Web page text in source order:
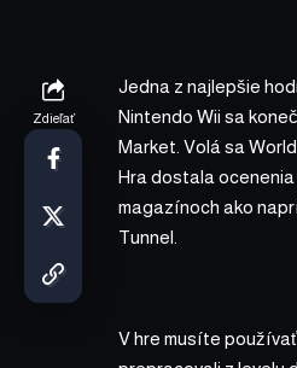
Zdieľať
Jedna z najlepšie
Nintendo Wii sa
Market. Volá sa
Hra dostala ocenenia
magazínoch ako
Tunnel.
V hre musíte